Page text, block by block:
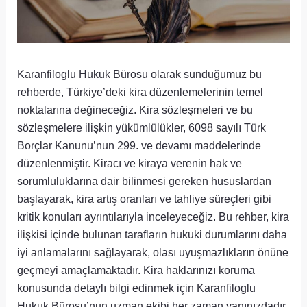
Karanfiloglu Hukuk Bürosu olarak sunduğumuz bu
rehberde, Türkiye’deki kira düzenlemelerinin temel
noktalarına değineceğiz. Kira sözleşmeleri ve bu
sözleşmelere ilişkin yükümlülükler, 6098 sayılı Türk
Borçlar Kanunu’nun 299. ve devamı maddelerinde
düzenlenmiştir. Kiracı ve kiraya verenin hak ve
sorumluluklarına dair bilinmesi gereken hususlardan
başlayarak, kira artış oranları ve tahliye süreçleri gibi
kritik konuları ayrıntılarıyla inceleyeceğiz. Bu rehber, kira
ilişkisi içinde bulunan tarafların hukuki durumlarını daha
iyi anlamalarını sağlayarak, olası uyuşmazlıkların önüne
geçmeyi amaçlamaktadır. Kira haklarınızı koruma
konusunda detaylı bilgi edinmek için Karanfiloglu